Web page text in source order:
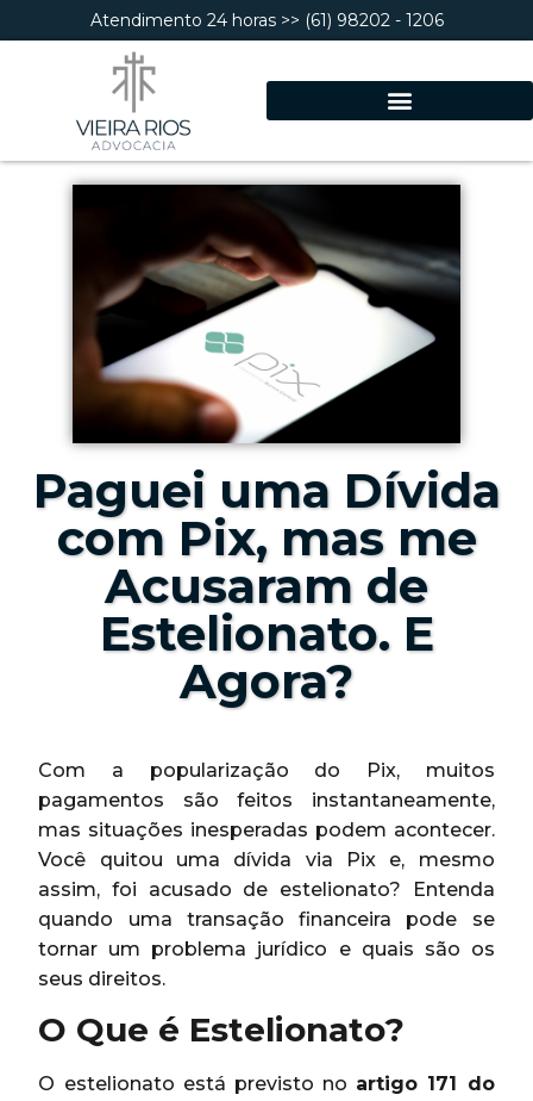
Atendimento 24 horas >> (61) 98202 - 1206
Paguei uma Dívida
com Pix, mas me
Acusaram de
Estelionato. E
Agora?
Com a popularização do Pix, muitos
pagamentos são feitos instantaneamente,
mas situações inesperadas podem acontecer.
Você quitou uma dívida via Pix e, mesmo
assim, foi acusado de estelionato? Entenda
quando uma transação financeira pode se
tornar um problema jurídico e quais são os
seus direitos.
O Que é Estelionato?
O estelionato está previsto no artigo 171 do